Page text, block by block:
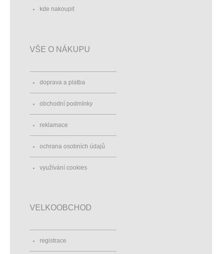
kde nakoupit
VŠE O NÁKUPU
doprava a platba
obchodní podmínky
reklamace
ochrana osobních údajů
využívání cookies
VELKOOBCHOD
registrace